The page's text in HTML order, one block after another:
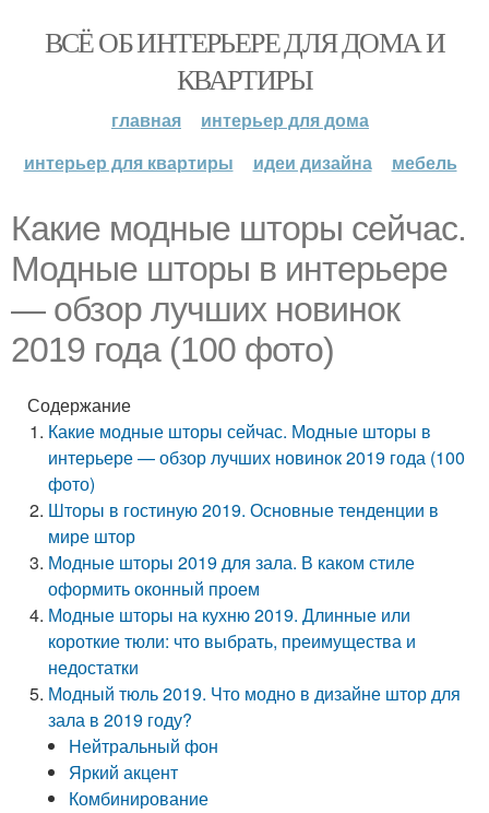
ВСЁ ОБ ИНТЕРЬЕРЕ ДЛЯ ДОМА И
КВАРТИРЫ
главная
интерьер для дома
интерьер для квартиры
идеи дизайна мебель
Какие модные шторы сейчас.
Модные шторы в интерьере
— обзор лучших новинок
2019 года (100 фото)
Содержание
Какие модные шторы сейчас. Модные шторы в
интерьере — обзор лучших новинок 2019 года (100
фото)
Шторы в гостиную 2019. Основные тенденции в
мире штор
Модные шторы 2019 для зала. В каком стиле
оформить оконный проем
Модные шторы на кухню 2019. Длинные или
короткие тюли: что выбрать, преимущества и
недостатки
Модный тюль 2019. Что модно в дизайне штор для
зала в 2019 году?
Нейтральный фон
Яркий акцент
Комбинирование